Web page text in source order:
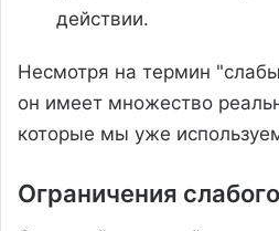
действии.
Несмотря на термин
он имеет множество
которые мы уже
Ограничения